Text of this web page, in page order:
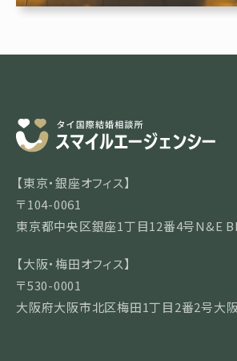
【東京・銀座オフィス】
〒104-0061
東京都中央区銀座1丁目12番4号N&E
【大阪・梅田オフィス】
〒530-0001
大阪府大阪市北区梅田1丁目2番2号大